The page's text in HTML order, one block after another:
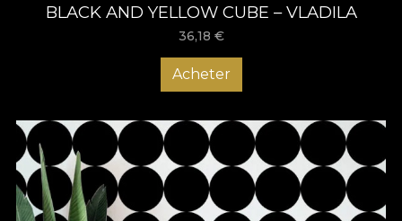
BLACK AND YELLOW CUBE – VLADILA
36,18 €
Acheter